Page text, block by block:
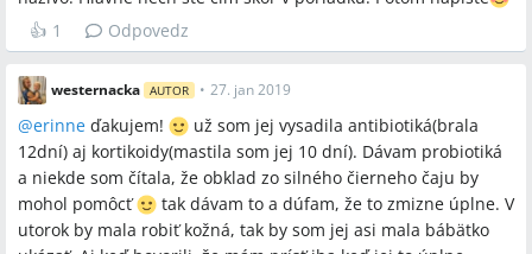
👍 1 Odpovedz
westernacka AUTOR • 27. jan 2019
@erinne ďakujem!
už som jej vysadila antibiotiká(brala
12dní) aj kortikoidy(mastila som jej 10 dní). Dávam probiotiká
a niekde som čítala, že obklad zo silného čierneho čaju by
mohol pomôcť
tak dávam to a dúfam, že to zmizne úplne. V
utorok by mala robiť kožná, tak by som jej asi mala bábätko